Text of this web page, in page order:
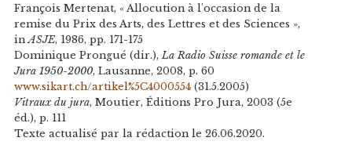
François Mertenat, « Allocution à l'occasion de la
remise du Prix des Arts, des Lettres et des Sciences »,
inASJE, 1986, pp. 171-175
Dominique Prongué (dir.),La Radio Suisse romande et le
Jura 1950-2000, Lausanne, 2008, p. 60
www.sikart.ch/artikel%5C4000554(31.5.2005)
Vitraux du jura, Moutier, Éditions Pro Jura, 2003 (5e
éd.), p. 111
Texte actualisé par la rédaction le 26.06.2020.